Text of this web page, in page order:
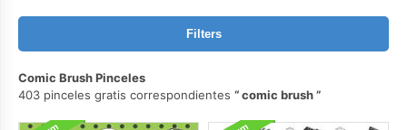
Filters
Comic Brush Pinceles
403 pinceles gratis correspondientes
comic brush